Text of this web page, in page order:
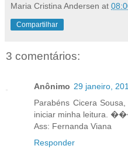
Maria Cristina Andersen at
Compartilhar
3 comentários:
Anônimo 29 janeiro,
Parabéns Cicera
iniciar minha leitura.
Ass: Fernanda Viana
Responder